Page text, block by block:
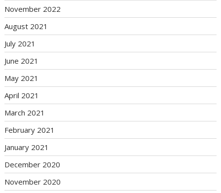
November 2022
August 2021
July 2021
June 2021
May 2021
April 2021
March 2021
February 2021
January 2021
December 2020
November 2020